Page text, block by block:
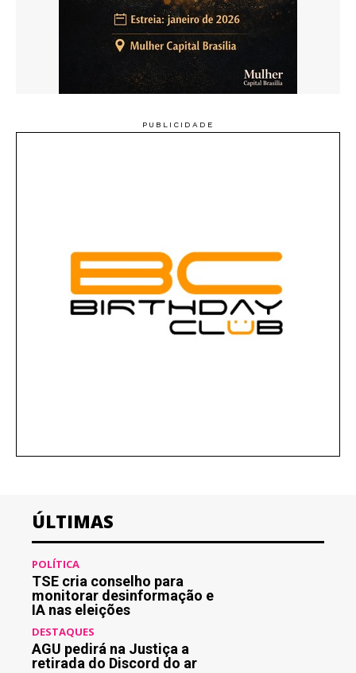
ÚLTIMAS
POLÍTICA
TSE cria conselho para
monitorar desinformação e
IA nas eleições
DESTAQUES
AGU pedirá na Justiça a
retirada do Discord do ar